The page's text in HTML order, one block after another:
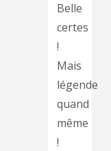
Belle
certes
!
Mais
légende
quand
même
!